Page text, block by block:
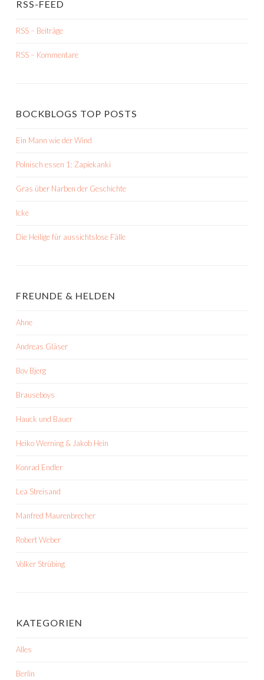
RSS-FEED
RSS – Beiträge
RSS – Kommentare
BOCKBLOGS TOP POSTS
Ein Mann wie der Wind
Polnisch essen 1: Zapiekanki
Gras über Narben der Geschichte
Icke
Die Heilige für aussichtslose Fälle
FREUNDE & HELDEN
Ahne
Andreas Gläser
Bov Bjerg
Brauseboys
Hauck und Bauer
Heiko Werning & Jakob Hein
Konrad Endler
Lea Streisand
Manfred Maurenbrecher
Robert Weber
Volker Strübing
KATEGORIEN
Alles
Berlin